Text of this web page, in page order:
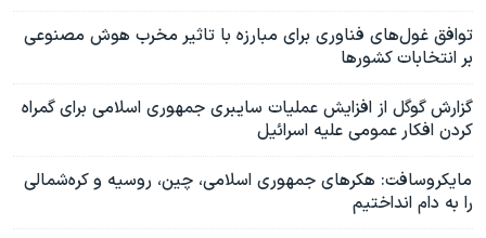
توافق غول‌های فناوری برای مبارزه با تاثیر مخرب هوش‌ مصنوعی
بر انتخابات کشورها
گزارش گوگل از افزایش عملیات سایبری جمهوری اسلامی برای گمراه
کردن افکار عمومی علیه اسرائیل
مایکروسافت: هکرهای جمهوری اسلامی، چین، روسیه و کره‌شمالی
را به دام انداختیم